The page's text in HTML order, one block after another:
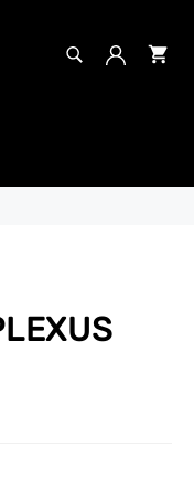
RECHERCHE
Recherche